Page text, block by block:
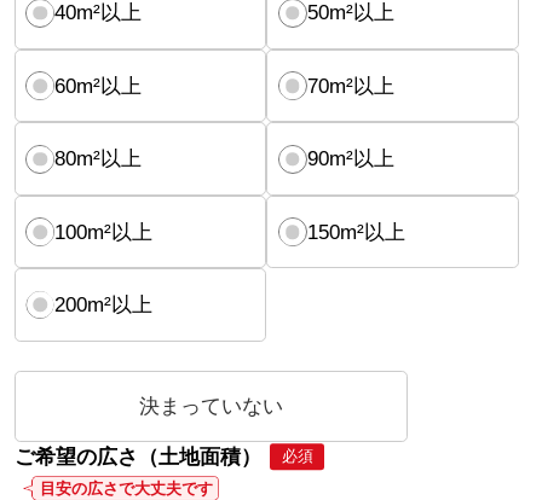
40m²以上 50m²以上
60m²以上 70m²以上
80m²以上 90m²以上
100m²以上 150m²以上
200m²以上
決まっていない
ご希望の広さ（土地面積）
必須
目安の広さで大丈夫です